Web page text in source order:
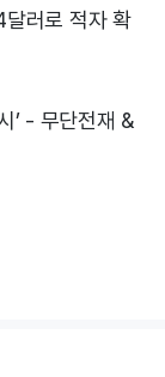
러로 적자 확
’ - 무단전재 &